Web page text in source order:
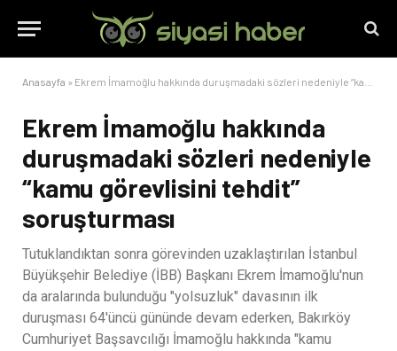
Anasayfa » Ekrem İmamoğlu hakkında duruşmadaki sözleri nedeniyle “kamu görevlisini tehdit” soruşturması
Ekrem İmamoğlu hakkında
duruşmadaki sözleri nedeniyle
“kamu görevlisini tehdit”
soruşturması
Tutuklandıktan sonra görevinden uzaklaştırılan İstanbul
Büyükşehir Belediye (İBB) Başkanı Ekrem İmamoğlu'nun
da aralarında bulunduğu "yolsuzluk" davasının ilk
duruşması 64'üncü gününde devam ederken, Bakırköy
Cumhuriyet Başsavcılığı İmamoğlu hakkında "kamu